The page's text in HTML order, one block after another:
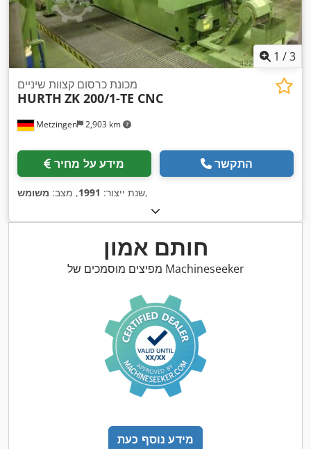
1 /3
Metzingen 2,903 km
מכונת כרסום קצוות שיניים
HURTH ZK 200/1-TE CNC
מידע על מחיר התקשר
שנת ייצור: 1991, מצב: משומש ,
חותם אמון
מפיצים מוסמכים של Machineseeker
מידע נוסף כעת